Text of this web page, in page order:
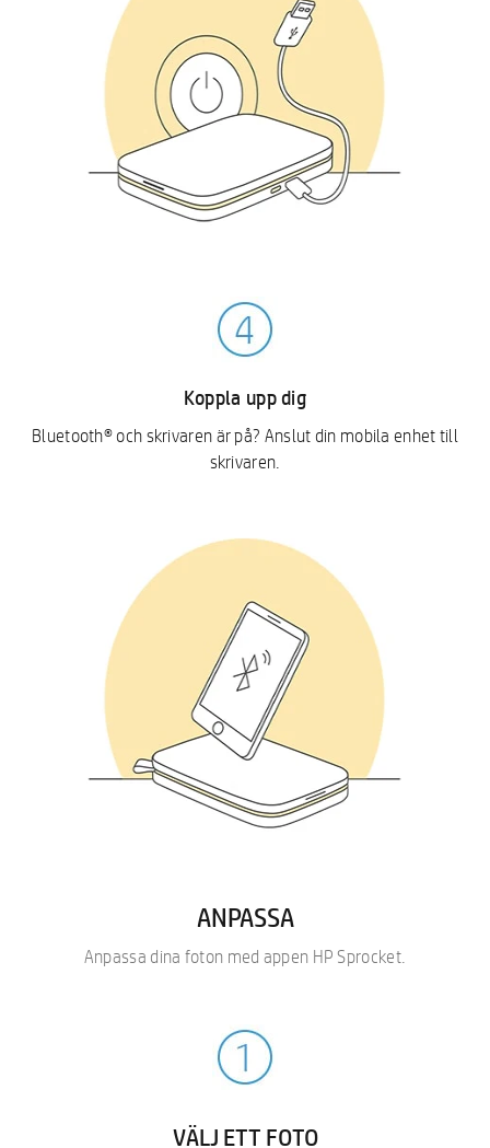
Koppla upp dig
Bluetooth® och skrivaren är på? Anslut din mobila enhet till
skrivaren.
ANPASSA
Anpassa dina foton med appen HP Sprocket.
VÄLJ ETT FOTO